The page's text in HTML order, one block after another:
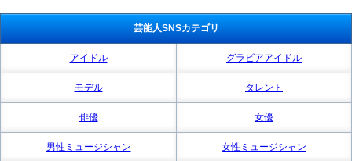
芸能人SNSカテゴリ
アイドル グラビアアイドル
モデル タレント
俳優 女優
男性ミュージシャン 女性ミュージシャン